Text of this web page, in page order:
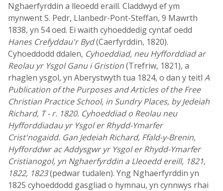
Nghaerfyrddin a lleoedd eraill. Claddwyd ef ym
mynwent S. Pedr, Llanbedr-Pont-Steffan, 9 Mawrth
1838, yn 54 oed. Ei waith cyhoeddedig cyntaf oedd
Hanes Crefyddau'r Byd(Caerfyrddin, 1820).
Cyhoeddodd ddalen, Cyhoeddiad, neu Hyfforddiad ar
Reolau yr Ysgol Ganu i Gristion(Trefriw, 1821), a
rhaglen ysgol, yn Aberystwyth tua 1824, o dan y teitl A
Publication of the Purposes and Articles of the Free
Christian Practice School, in Sundry Places, by Jedeiah
Richard, T - r. 1820. Cyhoeddiad o Reolau neu
Hyfforddiadau yr Ysgol er Rhydd-Ymarfer
Crist'nogaidd. Gan Jedeiah Richard, Ffald-y-Brenin,
Hyfforddwr ac Addysgwr yr Ysgol er Rhydd-Ymarfer
Cristianogol, yn Nghaerfyrddin a Lleoedd ereill, 1821,
1822, 1823(pedwar tudalen). Yng Nghaerfyrddin yn
1825 cyhoeddodd gasgliad o hymnau, yn cynnwys rhai